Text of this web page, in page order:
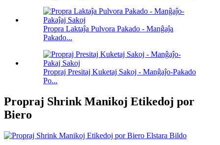
Propra Laktaĵa Pulvora Pakado - Manĝaĵa
Pakado...
Propraj Presitaj Kuketaj Sakoj - Manĝaĵo-Pakado
Po...
Propraj Shrink Manikoj Etikedoj por
Biero